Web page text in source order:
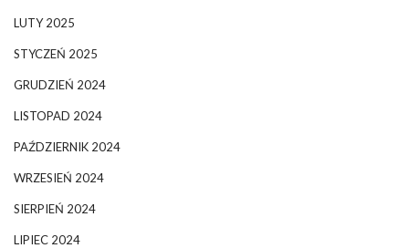
LUTY 2025
STYCZEŃ 2025
GRUDZIEŃ 2024
LISTOPAD 2024
PAŹDZIERNIK 2024
WRZESIEŃ 2024
SIERPIEŃ 2024
LIPIEC 2024